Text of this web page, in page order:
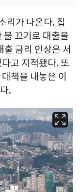
리가 나온다. 집
불 끄기로 대출을
금리 인상은 서
고 지적됐다. 또
책을 내놓은 이
.